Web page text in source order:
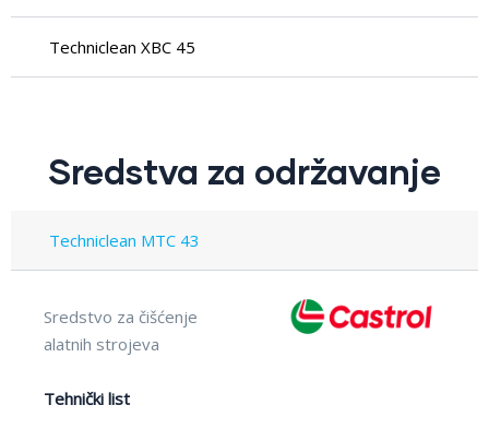
Techniclean XBC 45
Sredstva za održavanje
Techniclean MTC 43
Sredstvo za čišćenje
alatnih strojeva
Tehnički list